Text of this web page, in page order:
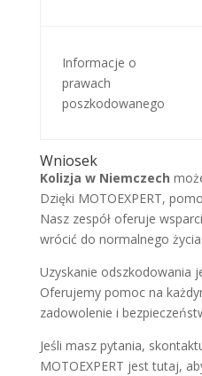
Informacje o
prawach
poszkodowanego
Wniosek
Kolizja w Niemczech
Dzięki MOTOEXPERT,
Nasz zespół oferuje
wrócić do normalnego życia.
Uzyskanie odszkodowania
Oferujemy pomoc na
zadowolenie i
Jeśli masz pytania,
MOTOEXPERT jest tutaj,